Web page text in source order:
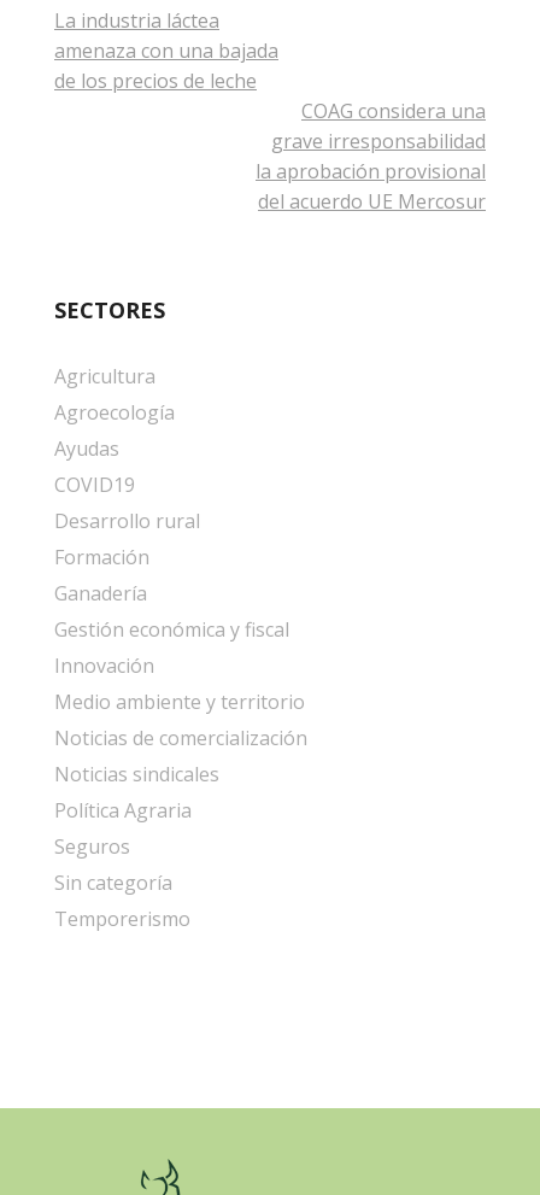
Navegación
de
entradas
La industria láctea
amenaza con una bajada
de los precios de leche
COAG considera una
grave irresponsabilidad
la aprobación provisional
del acuerdo UE Mercosur
SECTORES
Agricultura
Agroecología
Ayudas
COVID19
Desarrollo rural
Formación
Ganadería
Gestión económica y fiscal
Innovación
Medio ambiente y territorio
Noticias de comercialización
Noticias sindicales
Política Agraria
Seguros
Sin categoría
Temporerismo